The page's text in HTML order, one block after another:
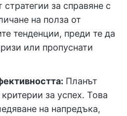
стратегии за справяне с
на полза от
тенденции, преди те да
или пропуснати
Планът
за успех. Това
на напредъка,